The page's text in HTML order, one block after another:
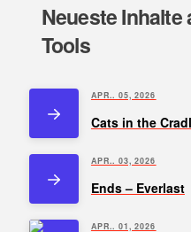
Neueste
Tools
APR.. 05, 2026
Cats in the
APR.. 03, 2026
Ends – Everlast
APR.. 01, 2026